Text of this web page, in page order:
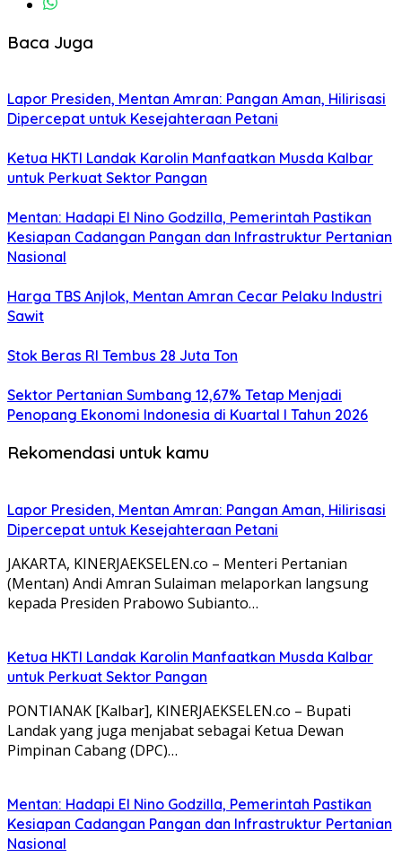
Baca Juga
Lapor Presiden, Mentan Amran: Pangan Aman, Hilirisasi
Dipercepat untuk Kesejahteraan Petani
Ketua HKTI Landak Karolin Manfaatkan Musda Kalbar
untuk Perkuat Sektor Pangan
Mentan: Hadapi El Nino Godzilla, Pemerintah Pastikan
Kesiapan Cadangan Pangan dan Infrastruktur Pertanian
Nasional
Harga TBS Anjlok, Mentan Amran Cecar Pelaku Industri
Sawit
Stok Beras RI Tembus 28 Juta Ton
Sektor Pertanian Sumbang 12,67% Tetap Menjadi
Penopang Ekonomi Indonesia di Kuartal I Tahun 2026
Rekomendasi untuk kamu
Lapor Presiden, Mentan Amran: Pangan Aman, Hilirisasi
Dipercepat untuk Kesejahteraan Petani
JAKARTA, KINERJAEKSELEN.co – Menteri Pertanian
(Mentan) Andi Amran Sulaiman melaporkan langsung
kepada Presiden Prabowo Subianto…
Ketua HKTI Landak Karolin Manfaatkan Musda Kalbar
untuk Perkuat Sektor Pangan
PONTIANAK [Kalbar], KINERJAEKSELEN.co – Bupati
Landak yang juga menjabat sebagai Ketua Dewan
Pimpinan Cabang (DPC)…
Mentan: Hadapi El Nino Godzilla, Pemerintah Pastikan
Kesiapan Cadangan Pangan dan Infrastruktur Pertanian
Nasional